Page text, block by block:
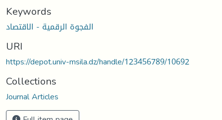
Keywords
الفجوة الرقمية - الاقتصاد
URI
https://depot.univ-msila.dz/handle/123456789/10692
Collections
Journal Articles